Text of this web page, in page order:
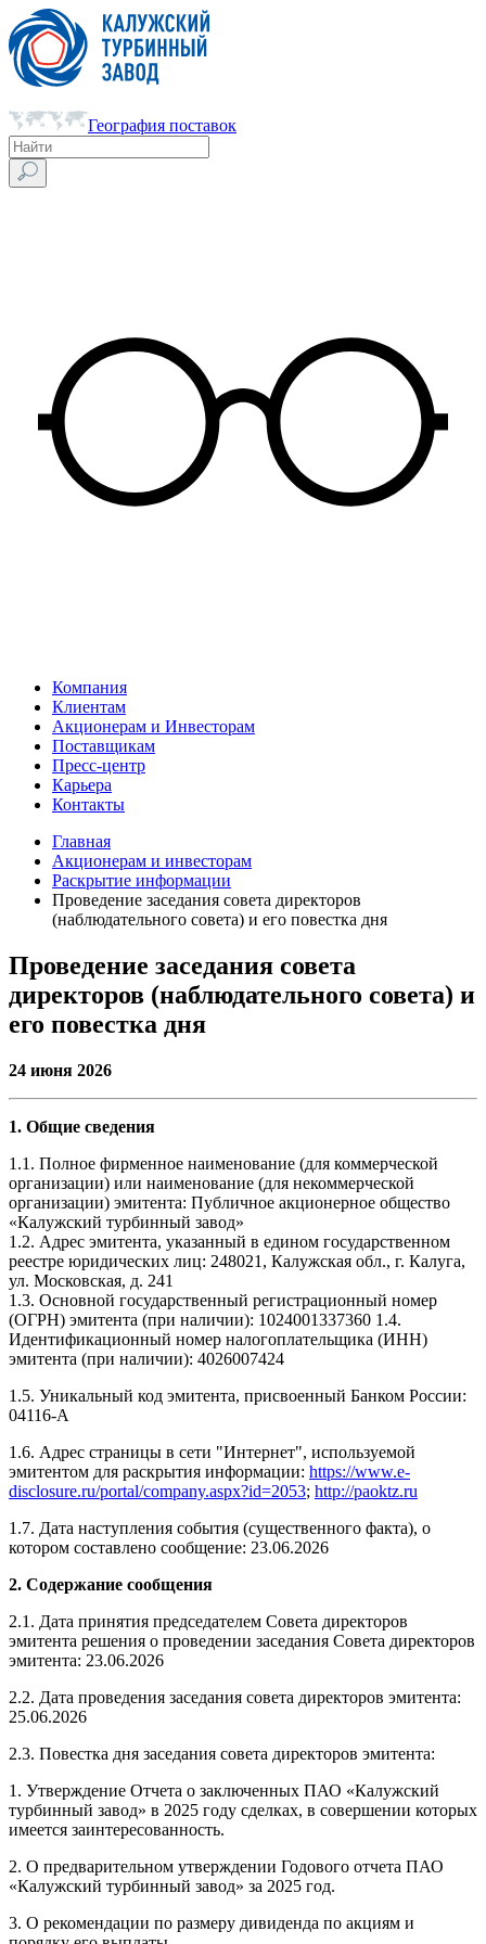
География поставок
Компания
Клиентам
Акционерам и Инвесторам
Поставщикам
Пресс-центр
Карьера
Контакты
Главная
Акционерам и инвесторам
Раскрытие информации
Проведение заседания совета директоров
(наблюдательного совета) и его повестка дня
Проведение заседания совета
директоров (наблюдательного совета) и
его повестка дня
24 июня 2026
1. Общие сведения
1.1. Полное фирменное наименование (для коммерческой
организации) или наименование (для некоммерческой
организации) эмитента: Публичное акционерное общество
«Калужский турбинный завод»
1.2. Адрес эмитента, указанный в едином государственном
реестре юридических лиц: 248021, Калужская обл., г. Калуга,
ул. Московская, д. 241
1.3. Основной государственный регистрационный номер
(ОГРН) эмитента (при наличии): 1024001337360 1.4.
Идентификационный номер налогоплательщика (ИНН)
эмитента (при наличии): 4026007424
1.5. Уникальный код эмитента, присвоенный Банком России:
04116-A
1.6. Адрес страницы в сети "Интернет", используемой
эмитентом для раскрытия информации: https://www.e-
disclosure.ru/portal/company.aspx?id=2053; http://paoktz.ru
1.7. Дата наступления события (существенного факта), о
котором составлено сообщение: 23.06.2026
2. Содержание сообщения
2.1. Дата принятия председателем Совета директоров
эмитента решения о проведении заседания Совета директоров
эмитента: 23.06.2026
2.2. Дата проведения заседания совета директоров эмитента:
25.06.2026
2.3. Повестка дня заседания совета директоров эмитента:
1. Утверждение Отчета о заключенных ПАО «Калужский
турбинный завод» в 2025 году сделках, в совершении которых
имеется заинтересованность.
2. О предварительном утверждении Годового отчета ПАО
«Калужский турбинный завод» за 2025 год.
3. О рекомендации по размеру дивиденда по акциям и